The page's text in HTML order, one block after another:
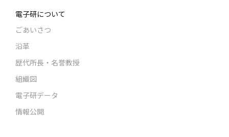
電子研について
ごあいさつ
沿革
歴代所長・名誉教授
組織図
電子研データ
情報公開